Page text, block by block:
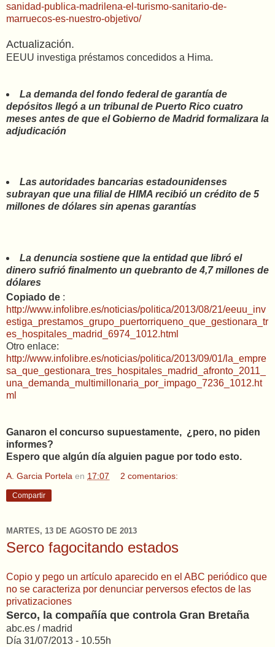
sanidad-publica-madrilena-el-turismo-sanitario-de-
marruecos-es-nuestro-objetivo/
Actualización.
EEUU investiga préstamos concedidos a Hima.
La demanda del fondo federal de garantía de
depósitos llegó a un tribunal de Puerto Rico cuatro
meses antes de que el Gobierno de Madrid formalizara la
adjudicación
Las autoridades bancarias estadounidenses
subrayan que una filial de HIMA recibió un crédito de 5
millones de dólares sin apenas garantías
La denuncia sostiene que la entidad que libró el
dinero sufrió finalmento un quebranto de 4,7 millones de
dólares
Copiado de :
http://www.infolibre.es/noticias/politica/2013/08/21/eeuu_inv
estiga_prestamos_grupo_puertorriqueno_que_gestionara_tr
es_hospitales_madrid_6974_1012.html
Otro enlace:
http://www.infolibre.es/noticias/politica/2013/09/01/la_empre
sa_que_gestionara_tres_hospitales_madrid_afronto_2011_
una_demanda_multimillonaria_por_impago_7236_1012.ht
ml
Ganaron el concurso supuestamente, ¿pero, no piden
informes?
Espero que algún día alguien pague por todo esto.
A. Garcia Portela en 17:07 2 comentarios:
Compartir
MARTES, 13 DE AGOSTO DE 2013
Serco fagocitando estados
Copio y pego un artículo aparecido en el ABC periódico que
no se caracteriza por denunciar perversos efectos de las
privatizaciones
Serco, la compañía que controla Gran Bretaña
abc.es / madrid
Día 31/07/2013 - 10.55h